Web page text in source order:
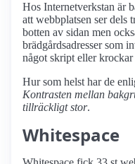
Hos Internetverkstan är
att webbplatsen ser dels
botten av sidan men
brädgårdsadresser som
något skript eller
Hur som helst har de
Kontrasten mellan
tillräckligt stor.
Whitespace